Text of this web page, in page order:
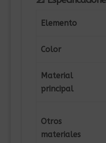
Elemento
Color
Material
principal
Otros
materiales